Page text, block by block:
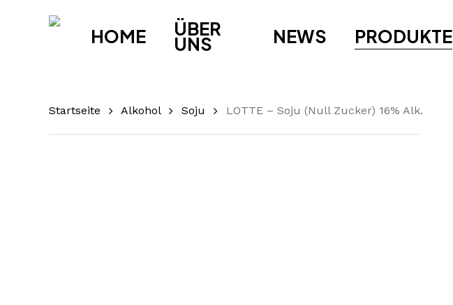
HOME ÜBER
UNS NEWS PRODUKTE
Startseite Alkohol Soju LOTTE – Soju (Null Zucker) 16% Alk.